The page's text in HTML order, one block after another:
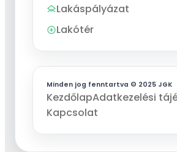
Lakáspályázat
Lakótér
Minden jog fenntartva © 2025 JGK
KezdőlapAdatkezelési
Kapcsolat